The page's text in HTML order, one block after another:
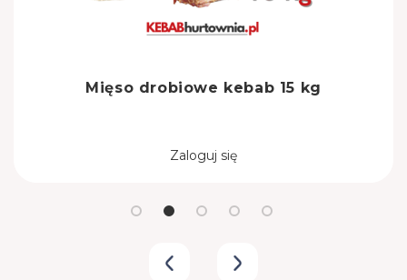
Mięso drobiowe kebab 15 kg
Zaloguj się